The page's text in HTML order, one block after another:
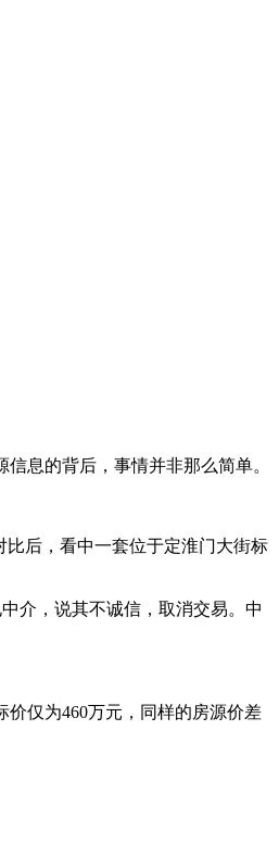
息的背后，事情并非那么简单。
后，看中一套位于定淮门大街标
介，说其不诚信，取消交易。中
价仅为460万元，同样的房源价差